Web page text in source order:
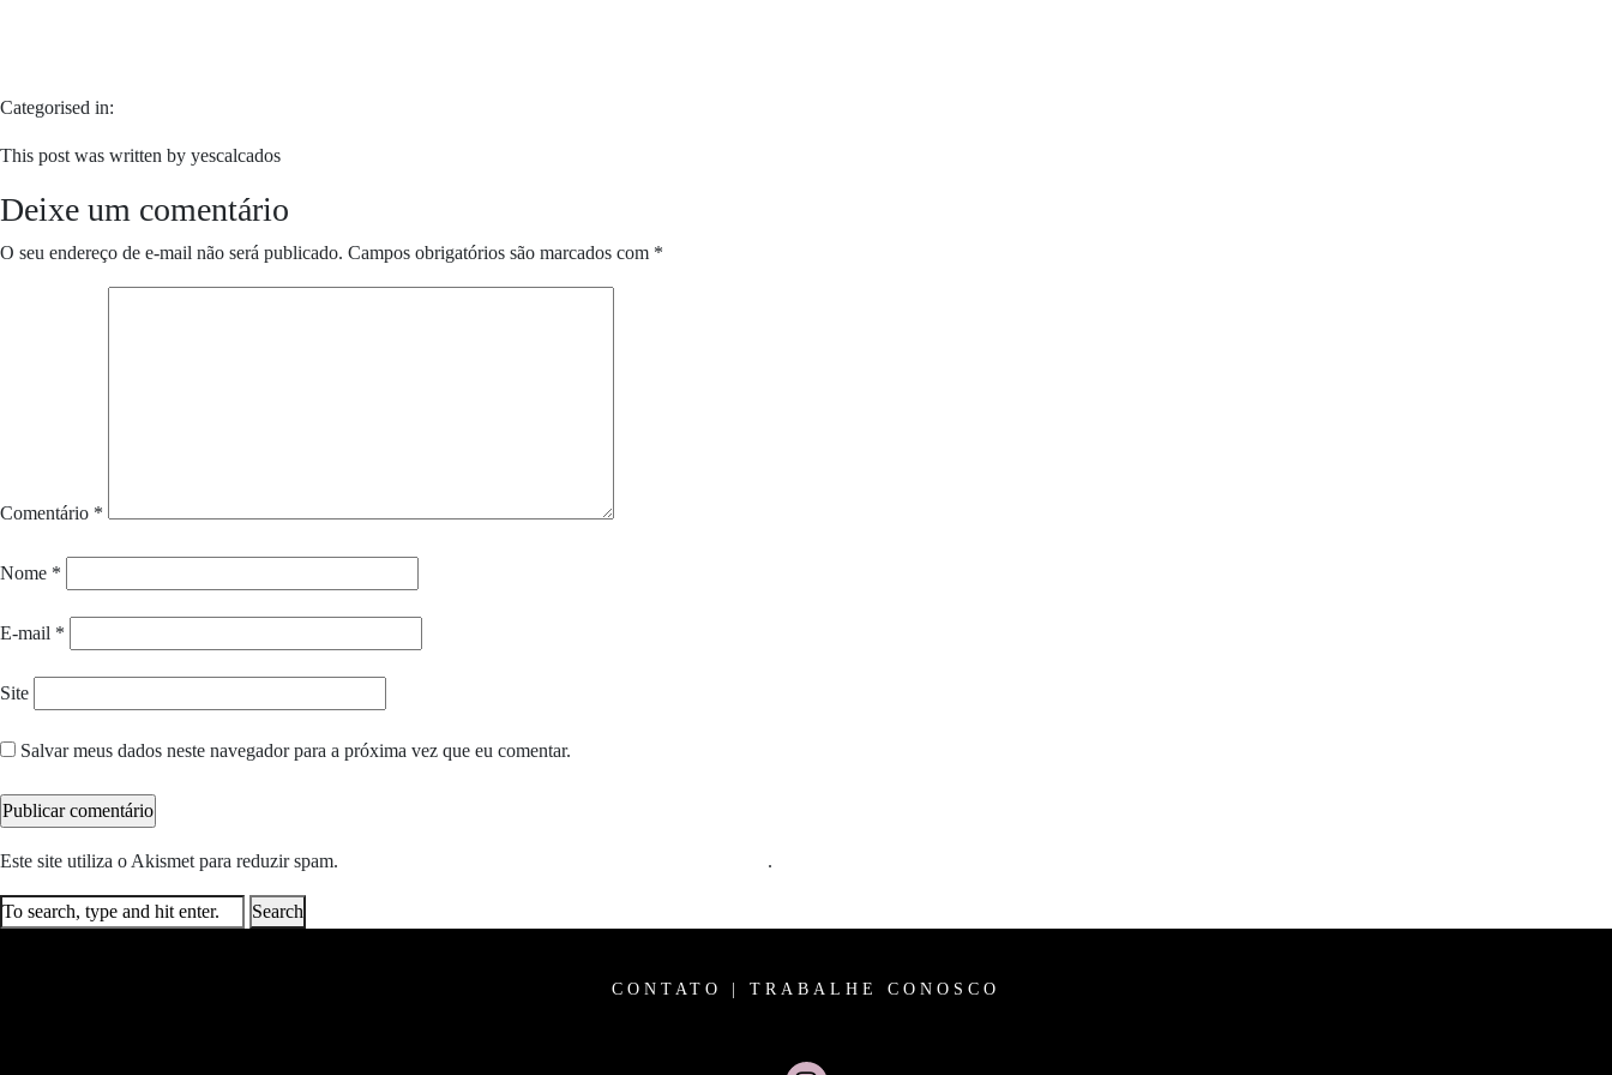
Categorised in:
This post was written by yescalcados
Deixe um comentário
O seu endereço de e-mail não será publicado. Campos obrigatórios são marcados com *
Comentário *
Nome *
E-mail *
Site
Salvar meus dados neste navegador para a próxima vez que eu comentar.
Este site utiliza o Akismet para reduzir spam. .
Search
CONTATO TRABALHE CONOSCO